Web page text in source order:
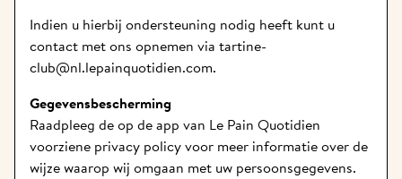
Indien u hierbij ondersteuning nodig heeft kunt u
contact met ons opnemen via tartine-
club@nl.lepainquotidien.com.
Gegevensbescherming
Raadpleeg de op de app van Le Pain Quotidien
voorziene privacy policy voor meer informatie over de
wijze waarop wij omgaan met uw persoonsgegevens.